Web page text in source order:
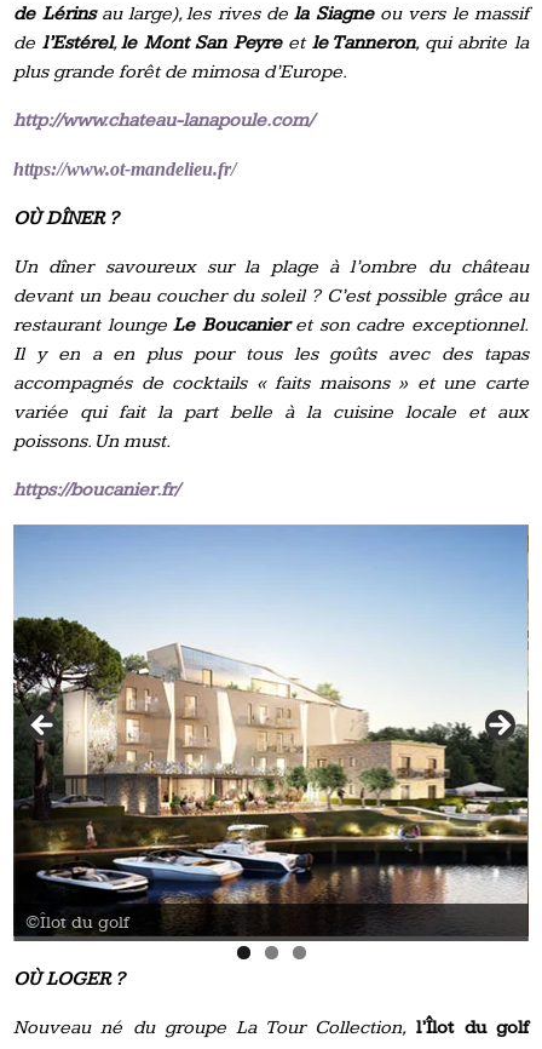
de Lérinsau large), les rives dela Siagneou vers le massif
de l’Estérel,le Mont San Peyreet le Tanneron, qui abrite la
plus grande forêt de mimosa d’Europe.
http://www.chateau-lanapoule.com/
https://www.ot-mandelieu.fr/
OÙ DÎNER ?
Un dîner savoureux sur la plage à l’ombre du château
devant un beau coucher du soleil ? C’est possible grâce au
restaurant loungeLe Boucanieret son cadre exceptionnel.
Il y en a en plus pour tous les goûts avec des tapas
accompagnés de cocktails « faits maisons » et une carte
variée qui fait la part belle à la cuisine locale et aux
poissons. Un must.
https://boucanier.fr/
©Îlot du golf
OÙ LOGER ?
Nouveau né du groupe La Tour Collection,l’Îlot du golf